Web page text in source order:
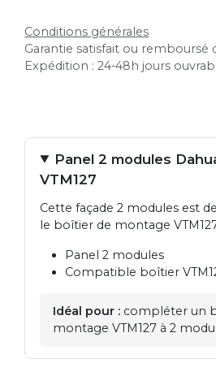
Conditions générales
Garantie satisfait ou remboursé
Expédition : 24-48h jours
Panel 2 modules
VTM127
Cette façade 2 modules est
le boîtier de montage
Panel 2 modules
Compatible boîtier
Idéal pour : compléter un
montage VTM127 à 2